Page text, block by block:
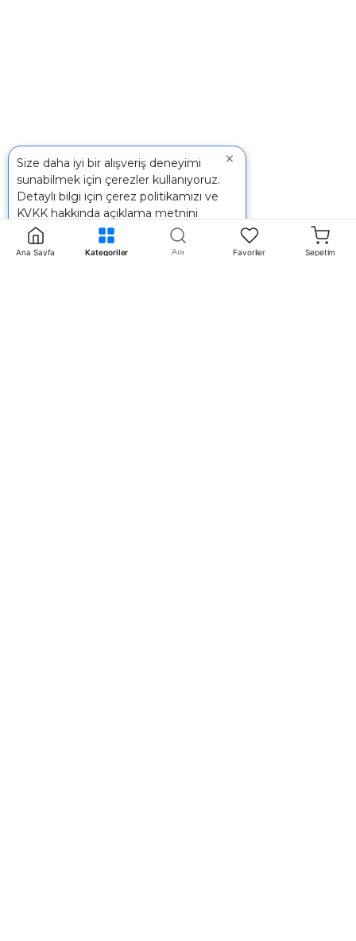
×
Size daha iyi bir alışveriş deneyimi
sunabilmek için çerezler kullanıyoruz.
Detaylı bilgi için çerez politikamızı ve
KVKK hakkında açıklama metnini
inceleyebilirsiniz.
Ana Sayfa Kategoriler Ara Favoriler Sepetim